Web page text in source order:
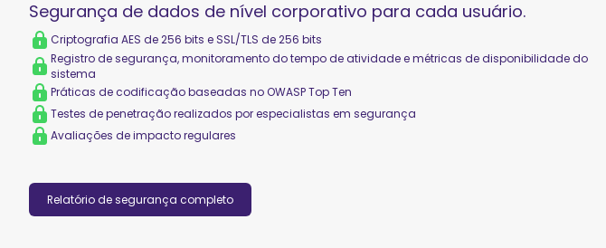
Segurança de dados de nível corporativo para cada usuário.
Criptografia AES de 256 bits e SSL/TLS de 256 bits
Registro de segurança, monitoramento do tempo de atividade e métricas de disponibilidade do
sistema
Práticas de codificação baseadas no OWASP Top Ten
Testes de penetração realizados por especialistas em segurança
Avaliações de impacto regulares
Relatório de segurança completo